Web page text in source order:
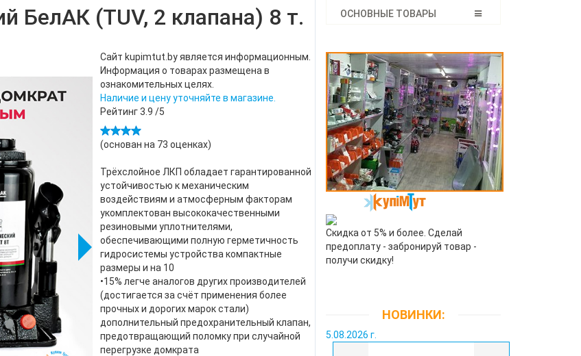
БелАК (TUV, 2 клапана) 8 т.
Сайт kupimtut.by является информационным.
Информация о товарах размещена в
ознакомительных целях.
Наличие и цену уточняйте в магазине.
Рейтинг3.9 /5
(основан на 73 оценках)
Трёхслойное ЛКП обладает гарантированной
устойчивостью к механическим
воздействиям и атмосферным факторам
укомплектован высококачественными
резиновыми уплотнителями,
обеспечивающими полную герметичность
гидросистемы устройства компактные
размеры и на 10
•15% легче аналогов других производителей
(достигается за счёт применения более
прочных и дорогих марок стали)
дополнительный предохранительный клапан,
предотвращающий поломку при случайной
перегрузке домкрата
ОСНОВНЫЕ ТОВАРЫ
Скидка от 5% и более. Сделай
предоплату - забронируй товар -
получи скидку!
НОВИНКИ:
5.08.2026 г.